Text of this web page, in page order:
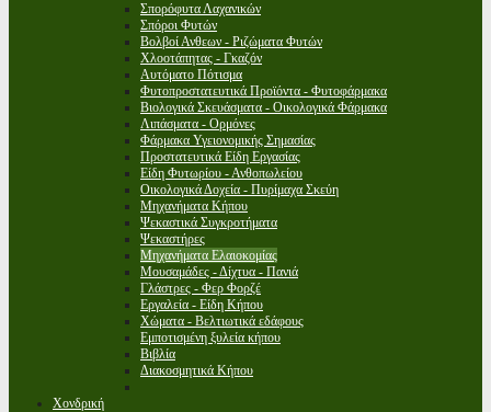
Σπορόφυτα Λαχανικών
Σπόροι Φυτών
Βολβοί Ανθεων - Ριζώματα Φυτών
Χλοοτάπητας - Γκαζόν
Αυτόματο Πότισμα
Φυτοπροστατευτικά Προϊόντα - Φυτοφάρμακα
Βιολογικά Σκευάσματα - Οικολογικά Φάρμακα
Λιπάσματα - Ορμόνες
Φάρμακα Υγειονομικής Σημασίας
Προστατευτικά Είδη Εργασίας
Είδη Φυτωρίου - Ανθοπωλείου
Οικολογικά Δοχεία - Πυρίμαχα Σκεύη
Μηχανήματα Κήπου
Ψεκαστικά Συγκροτήματα
Ψεκαστήρες
Μηχανήματα Ελαιοκομίας
Μουσαμάδες - Δίχτυα - Πανιά
Γλάστρες - Φερ Φορζέ
Εργαλεία - Είδη Κήπου
Χώματα - Βελτιωτικά εδάφους
Εμποτισμένη ξυλεία κήπου
Βιβλία
Διακοσμητικά Κήπου
Χονδρική